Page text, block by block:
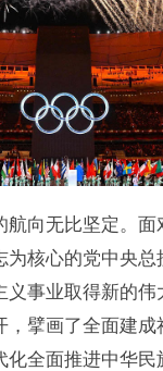
航向无比坚定。面
为核心的党中央总
义事业取得新的伟
，擘画了全面建成
化全面推进中华民